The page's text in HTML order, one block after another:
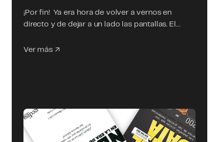
¡Por fin! Ya era hora de volver a vernos en
directo y de dejar a un lado las pantallas. El…
Ver más